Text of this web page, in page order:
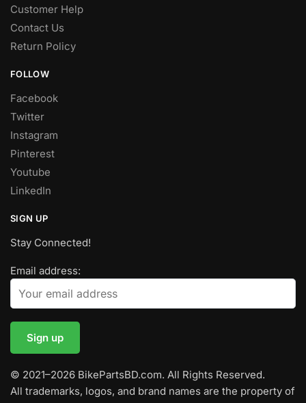
Customer Help
Contact Us
Return Policy
FOLLOW
Facebook
Twitter
Instagram
Pinterest
Youtube
LinkedIn
SIGN UP
Stay Connected!
Email address:
© 2021–2026 BikePartsBD.com. All Rights Reserved.
All trademarks, logos, and brand names are the property of